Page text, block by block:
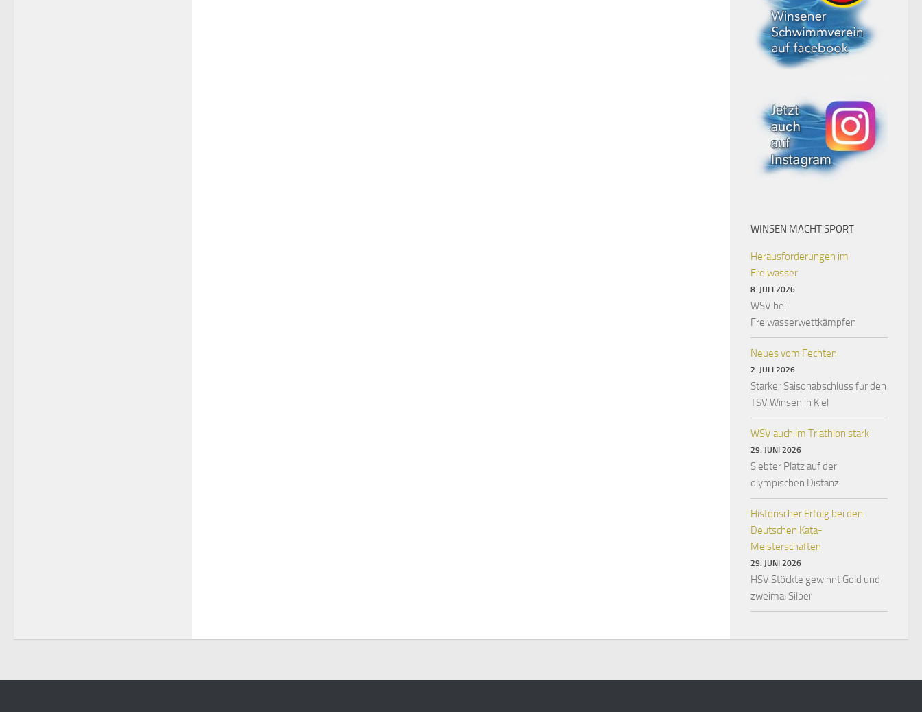
WINSEN MACHT SPORT
Herausforderungen im
Freiwasser
8. JULI 2026
WSV bei
Freiwasserwettkämpfen
Neues vom Fechten
2. JULI 2026
Starker Saisonabschluss für den
TSV Winsen in Kiel
WSV auch im Triathlon stark
29. JUNI 2026
Siebter Platz auf der
olympischen Distanz
Historischer Erfolg bei den
Deutschen Kata-
Meisterschaften
29. JUNI 2026
HSV Stöckte gewinnt Gold und
zweimal Silber